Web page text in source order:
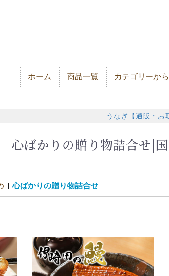
ホーム 商品一覧 カテゴリーか
うなぎ 蒲焼き
きざみうなぎ
プレミアム
うなぎお得セ
うなぎ 白焼き
うなぎ蒲焼・
様々な贈り物
うなぎ【通販・お
心ばかりの贈り物詰合せ|
| 心ばかりの贈り物詰合せ